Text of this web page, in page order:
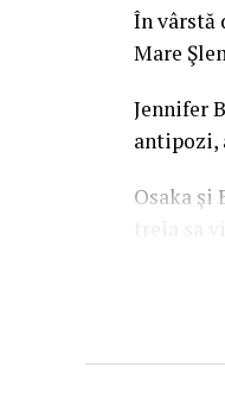
În vârstă
Mare
Jennifer
antipozi,
Osaka şi